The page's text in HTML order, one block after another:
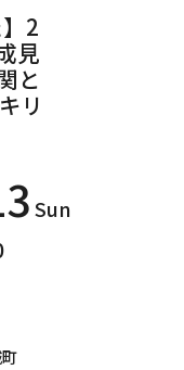
2
見
と
リ
Sun